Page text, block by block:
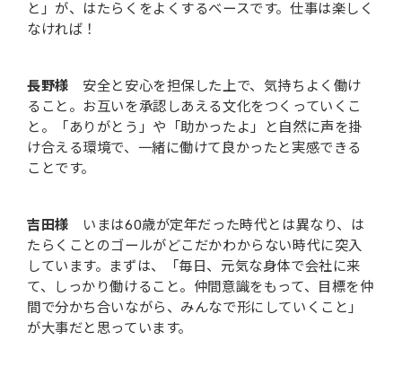
と」が、はたらくをよくするベースです。仕事は楽しく
なければ！
長野様 安全と安心を担保した上で、気持ちよく働け
ること。お互いを承認しあえる文化をつくっていくこ
と。「ありがとう」や「助かったよ」と自然に声を掛
け合える環境で、一緒に働けて良かったと実感できる
ことです。
吉田様 いまは60歳が定年だった時代とは異なり、は
たらくことのゴールがどこだかわからない時代に突入
しています。まずは、「毎日、元気な身体で会社に来
て、しっかり働けること。仲間意識をもって、目標を仲
間で分かち合いながら、みんなで形にしていくこと」
が大事だと思っています。